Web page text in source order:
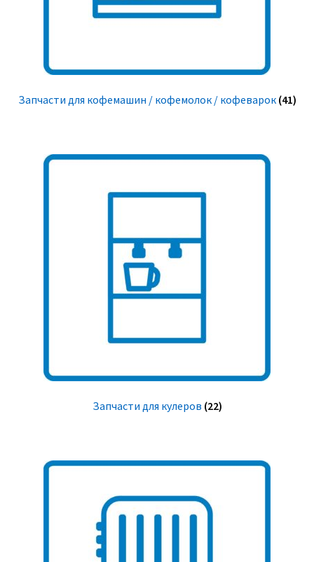
Запчасти для кофемашин / кофемолок / кофеварок (41)
Запчасти для кулеров (22)